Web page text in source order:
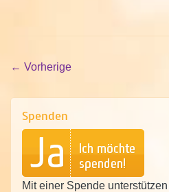
← Vorherige
Spenden
Mit einer Spende